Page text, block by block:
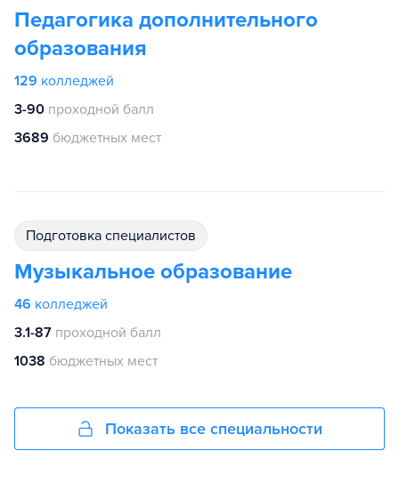
Педагогика дополнительного
образования
129 колледжей
3-90 проходной балл
3689 бюджетных мест
подготовка специалистов
Музыкальное образование
46 колледжей
3.1-87 проходной балл
1038 бюджетных мест
Показать все специальности